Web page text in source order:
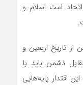
امت اسلام و
تاریخ اربعین و
دشمن باید با
اقتدار پایه‌هایی